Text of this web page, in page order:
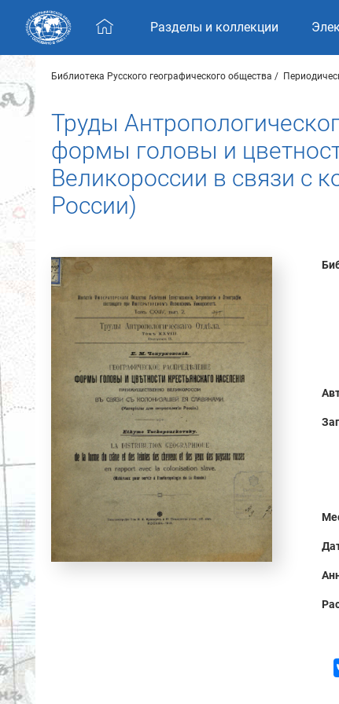
Skip navigation
Разделы и коллекции
Библиотека Русского географического общества
Труды
формы головы и
Великороссии в связи с
России)